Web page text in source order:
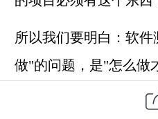
所以我们要明白：软
做"的问题，是"怎么做
一、为什么非得盖